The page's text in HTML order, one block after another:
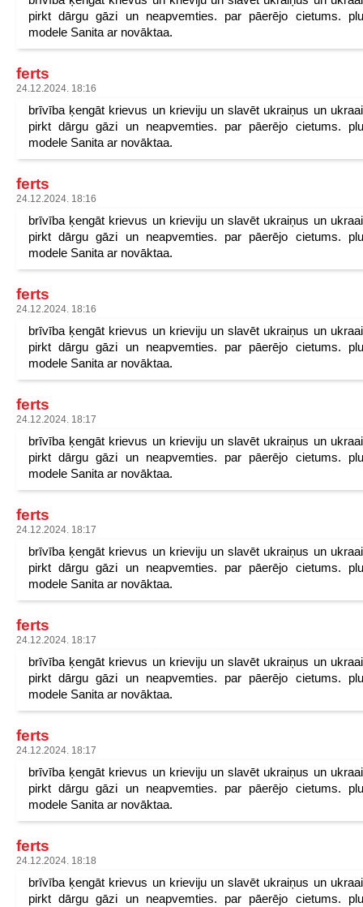
pirkt dārgu gāzi un neapvemties. par pāerējo cietums.
modele Sanita ar novāktaa.
ferts
24.12.2024. 18:16
brīvība ķengāt krievus un krieviju un slavēt ukraiņus un
pirkt dārgu gāzi un neapvemties. par pāerējo cietums.
modele Sanita ar novāktaa.
ferts
24.12.2024. 18:16
brīvība ķengāt krievus un krieviju un slavēt ukraiņus un
pirkt dārgu gāzi un neapvemties. par pāerējo cietums.
modele Sanita ar novāktaa.
ferts
24.12.2024. 18:16
brīvība ķengāt krievus un krieviju un slavēt ukraiņus un
pirkt dārgu gāzi un neapvemties. par pāerējo cietums.
modele Sanita ar novāktaa.
ferts
24.12.2024. 18:17
brīvība ķengāt krievus un krieviju un slavēt ukraiņus un
pirkt dārgu gāzi un neapvemties. par pāerējo cietums.
modele Sanita ar novāktaa.
ferts
24.12.2024. 18:17
brīvība ķengāt krievus un krieviju un slavēt ukraiņus un
pirkt dārgu gāzi un neapvemties. par pāerējo cietums.
modele Sanita ar novāktaa.
ferts
24.12.2024. 18:17
brīvība ķengāt krievus un krieviju un slavēt ukraiņus un
pirkt dārgu gāzi un neapvemties. par pāerējo cietums.
modele Sanita ar novāktaa.
ferts
24.12.2024. 18:17
brīvība ķengāt krievus un krieviju un slavēt ukraiņus un
pirkt dārgu gāzi un neapvemties. par pāerējo cietums.
modele Sanita ar novāktaa.
ferts
24.12.2024. 18:18
brīvība ķengāt krievus un krieviju un slavēt ukraiņus un
pirkt dārgu gāzi un neapvemties. par pāerējo cietums.